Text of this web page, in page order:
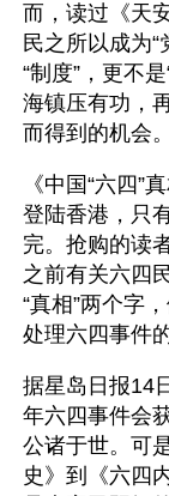
而，读过《天
民之所以成为
“制度”，更不
海镇压有功，
而得到的机会。
《中国“六四”
登陆香港，只
完。抢购的读
之前有关六四
“真相”两个字
处理六四事件
据星岛日报14
年六四事件会
公诸于世。可
史》到《六四